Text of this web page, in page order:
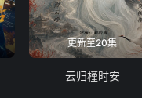
更新至20集
云归槿时安